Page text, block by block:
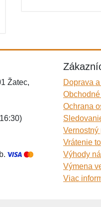
Žatec,
Doprava
Ochrana
Vernostný
Vrátenie
Výhody
Výmena
Viac